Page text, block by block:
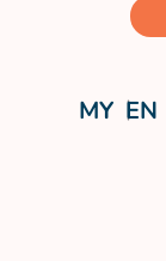
MY EN